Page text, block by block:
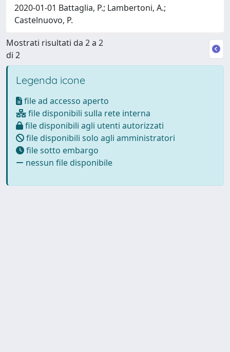
2020-01-01 Battaglia, P.; Lambertoni, A.;
Castelnuovo, P.
Mostrati risultati da 2 a 2
di 2
Legenda icone
file ad accesso aperto
file disponibili sulla rete interna
file disponibili agli utenti autorizzati
file disponibili solo agli amministratori
file sotto embargo
nessun file disponibile